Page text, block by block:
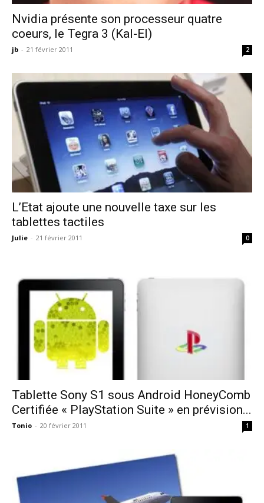
Nvidia présente son processeur quatre
coeurs, le Tegra 3 (Kal-El)
jb - 21 février 2011 2
L’Etat ajoute une nouvelle taxe sur les
tablettes tactiles
Julie - 21 février 2011 0
Tablette Sony S1 sous Android HoneyComb
Certifiée « PlayStation Suite » en prévision...
Tonio - 20 février 2011 1